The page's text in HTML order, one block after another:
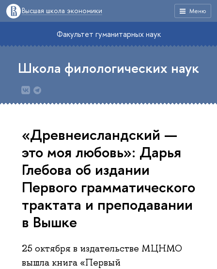
Меню
Высшая школа экономики
Факультет гуманитарных наук
Школа филологических наук
«Древнеисландский —
это моя любовь»: Дарья
Глебова об издании
Первого грамматического
трактата и преподавании
в Вышке
25 октября в издательстве МЦНМО
вышла книга «Первый